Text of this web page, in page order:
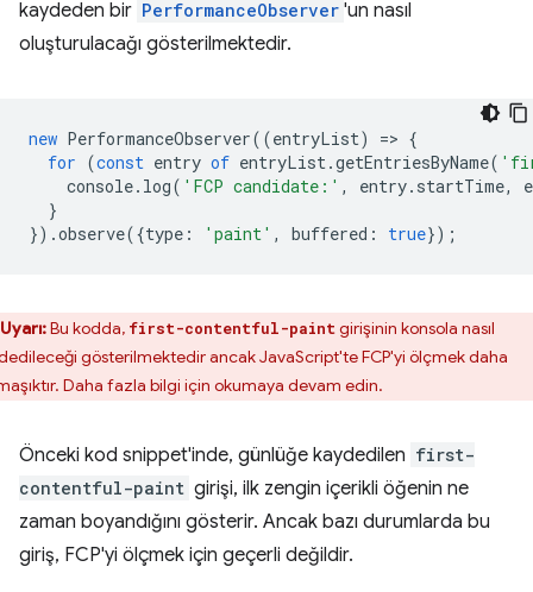
kaydeden bir PerformanceObserver 'un nasıl
oluşturulacağı gösterilmektedir.
new PerformanceObserver((entryList) => {
for (const entry of entryList.getEntriesByName(
console. log( 'FCP candidate:' , entry. startTime,
}
}).observe({type : 'paint' , buffered : true});
Uyarı:Bu kodda, first-contentful-paintgirişinin konsola nasıl
gösterilmektedir ancak JavaScript'te FCP'yi ölçmek daha
Daha fazla bilgi için okumaya devam edin.
Önceki kod snippet'inde, günlüğe kaydedilen first-
contentful-paint girişi, ilk zengin içerikli öğenin ne
zaman boyandığını gösterir. Ancak bazı durumlarda bu
giriş, FCP'yi ölçmek için geçerli değildir.